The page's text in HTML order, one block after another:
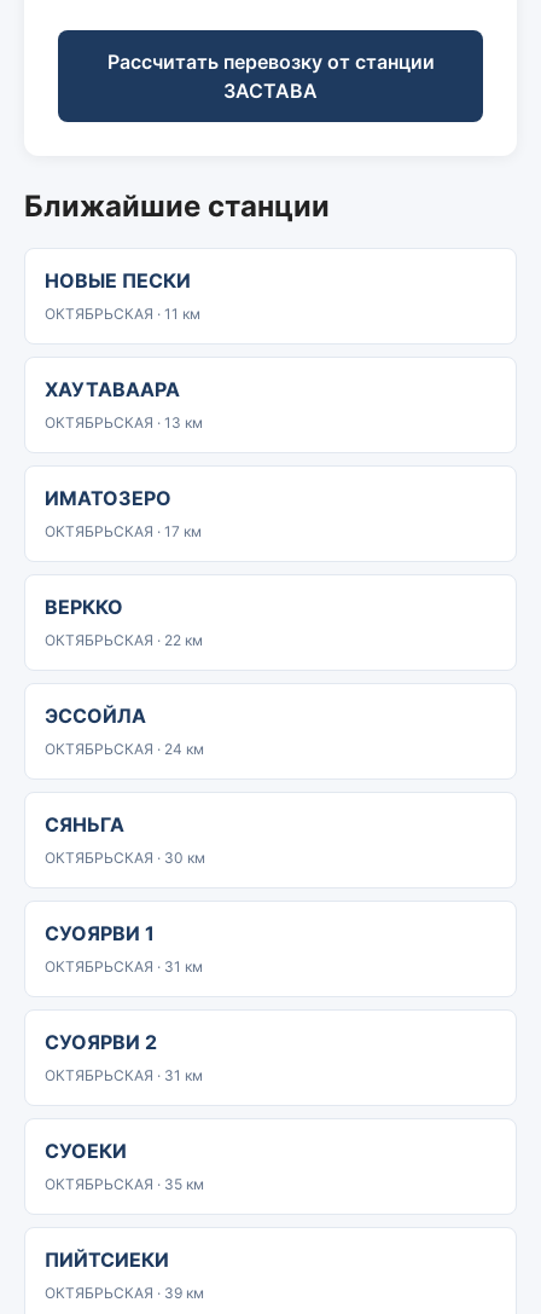
Рассчитать перевозку от станции
ЗАСТАВА
Ближайшие станции
НОВЫЕ ПЕСКИ
ОКТЯБРЬСКАЯ · 11 км
ХАУТАВААРА
ОКТЯБРЬСКАЯ · 13 км
ИМАТОЗЕРО
ОКТЯБРЬСКАЯ · 17 км
ВЕРККО
ОКТЯБРЬСКАЯ · 22 км
ЭССОЙЛА
ОКТЯБРЬСКАЯ · 24 км
СЯНЬГА
ОКТЯБРЬСКАЯ · 30 км
СУОЯРВИ 1
ОКТЯБРЬСКАЯ · 31 км
СУОЯРВИ 2
ОКТЯБРЬСКАЯ · 31 км
СУОЕКИ
ОКТЯБРЬСКАЯ · 35 км
ПИЙТСИЕКИ
ОКТЯБРЬСКАЯ · 39 км